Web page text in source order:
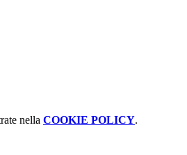
nella COOKIE POLICY.